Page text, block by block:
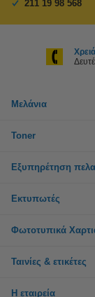
211 19 98 568
Μελάνια
Toner
Εξυπηρέτηση
Εκτυπωτές
Φωτοτυπικά
Ταινίες & ετικέτες
Η εταιρεία